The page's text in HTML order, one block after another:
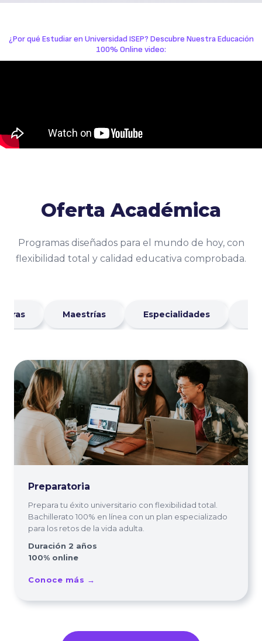
¿Por qué Estudiar en Universidad ISEP? Descubre Nuestra Educación
100% Online video:
Oferta Académica
Programas diseñados para el mundo de hoy, con
flexibilidad total y calidad educativa comprobada.
Maestrías Especialidades
Preparatoria
Prepara tu éxito universitario con flexibilidad total.
Bachillerato 100% en línea con un plan especializado
para los retos de la vida adulta.
Duración 2 años
100% online
Conoce más →